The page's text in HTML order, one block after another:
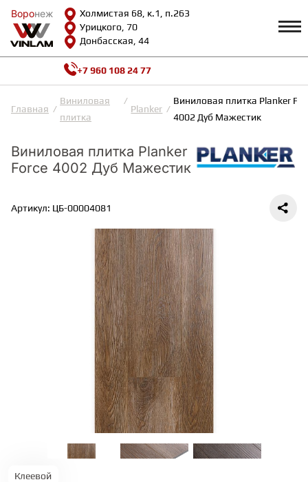
Воронеж
Холмистая 68, к.1, п.263
Урицкого, 70
Донбасская, 44
Воронеж
КАТАЛОГ Профиль
Возврат и гарантии
Сотрудничество
Вопросы и ответы
Как выбрать
Калькулятор
ВИНИЛОВАЯ ПЛИТКА
ИНЖЕНЕРНАЯ ДОСКА
ПАРКЕТНАЯ ДОСКА
ТЕРРАСНАЯ ДОСКА
КОВРОВАЯ ПЛИТКА
МОДУЛЬНЫЕ ПВХ
ПОДЛОЖКА
+7 960 108 24 77
Главная
Виниловая
плитка
Planker
Виниловая плитка Planker
4002 Дуб Мажестик
Виниловая плитка Planker
Force 4002 Дуб Мажестик
Артикул: ЦБ-00004081
Клеевой